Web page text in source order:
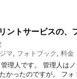
ントサービスの、
マ, フォトブック , 料金
理人です。 管理人は
かったのですが。 フ